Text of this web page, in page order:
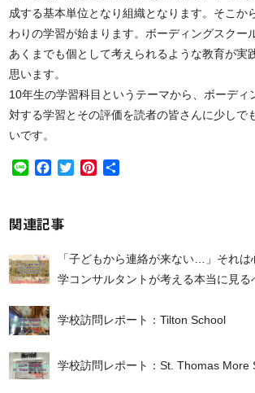
成する基本単位となり組織となります。そこか
わりの学習が始まります。ボーディングスクー
あくまでも個として考えられるような教育が実
思います。
10年生の学習科目というテーマから、ボーディ
対する学習とその評価を読者の皆さんに少しで
いです。
Line Facebook
TwitterPinterest
関連記事
「子どもから連絡が来ない…」それ
学コンサルタントが考える本当に見る
学校訪問レポート：Tilton School
学校訪問レポート：St. Thomas More